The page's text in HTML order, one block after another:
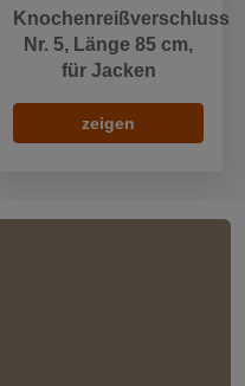
Knochenreißverschluss
Nr. 5, Länge 85 cm,
für Jacken
zeigen